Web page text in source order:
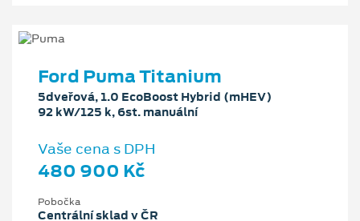
Ford Puma Titanium
5dveřová, 1.0 EcoBoost Hybrid (mHEV)
92 kW/125 k, 6st. manuální
Vaše cena s DPH
480 900 Kč
Pobočka
Centrální sklad v ČR